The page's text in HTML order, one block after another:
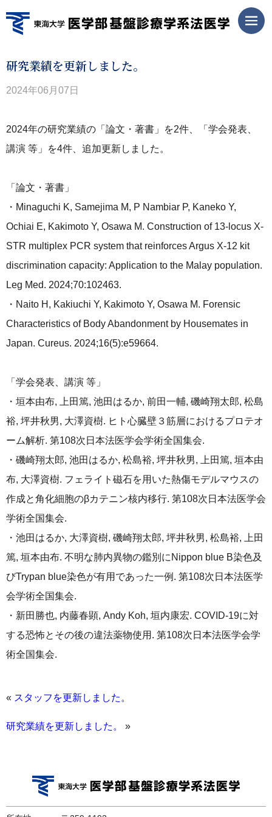
研究業績を更新しました。
2024年06月07日
2024年の研究業績の「論文・著書」を2件、「学会発表、
講演 等」を4件、追加更新しました。
「論文・著書」
・Minaguchi K, Samejima M, P Nambiar P, Kaneko Y,
Ochiai E, Kakimoto Y, Osawa M. Construction of 13-locus X-
STR multiplex PCR system that reinforces Argus X-12 kit
discrimination capacity: Application to the Malay population.
Leg Med. 2024;70:102463.
・Naito H, Kakiuchi Y, Kakimoto Y, Osawa M. Forensic
Characteristics of Body Abandonment by Housemates in
Japan. Cureus. 2024;16(5):e59664.
「学会発表、講演 等」
・垣本由布, 上田篤, 池田はるか, 前田一輔, 磯崎翔太郎, 松島
裕, 坪井秋男, 大澤資樹. ヒト心臓壁３筋層におけるプロテオ
ーム解析. 第108次日本法医学会学術全国集会.
・磯崎翔太郎, 池田はるか, 松島裕, 坪井秋男, 上田篤, 垣本由
布, 大澤資樹. フェライト磁石を用いた熱傷モデルマウスの
作成と角化細胞のβカテニン核内移行. 第108次日本法医学会
学術全国集会.
・池田はるか, 大澤資樹, 磯崎翔太郎, 坪井秋男, 松島裕, 上田
篤, 垣本由布. 不明な肺内異物の鑑別にNippon blue B染色及
びTrypan blue染色が有用であった一例. 第108次日本法医学
会学術全国集会.
・新田勝也, 内藤春顕, Andy Koh, 垣内康宏. COVID-19に対
する恐怖とその後の違法薬物使用. 第108次日本法医学会学
術全国集会.
« スタッフを更新しました。
研究業績を更新しました。 »